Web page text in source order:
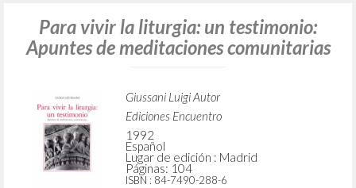
Para vivir la liturgia: un testimonio:
Apuntes de meditaciones comunitarias
Giussani Luigi Autor
Ediciones Encuentro
1992
Español
Lugar de edición : Madrid
Páginas: 104
ISBN : 84-7490-288-6